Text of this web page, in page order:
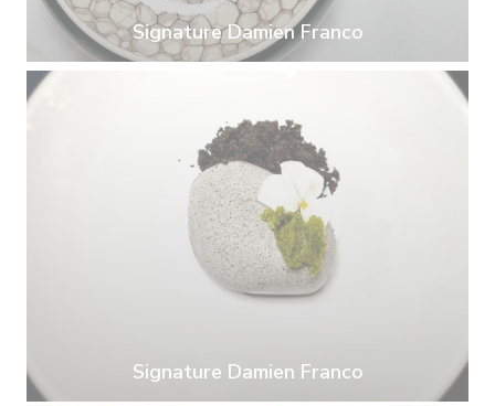
Signature Damien Franco
Signature Damien Franco